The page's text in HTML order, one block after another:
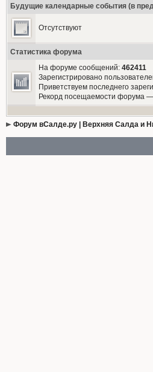
Будущие календарные события (в
Отсутствуют
Статистика форума
На форуме сообщений: 462411
Зарегистрировано
Приветствуем последнего
Рекорд посещаемости форума —
Форум вСалде.ру | Верхняя Салда и